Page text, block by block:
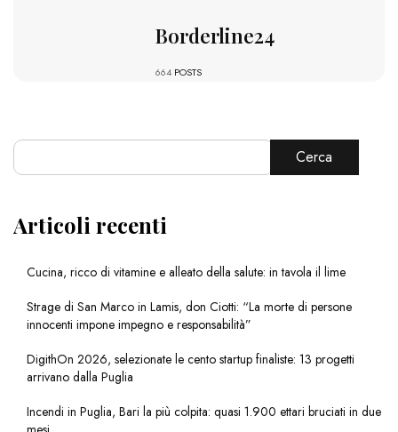
Borderline24
664 POSTS
Cerca
Articoli recenti
Cucina, ricco di vitamine e alleato della salute: in tavola il lime
Strage di San Marco in Lamis, don Ciotti: “La morte di persone
innocenti impone impegno e responsabilità”
DigithOn 2026, selezionate le cento startup finaliste: 13 progetti
arrivano dalla Puglia
Incendi in Puglia, Bari la più colpita: quasi 1.900 ettari bruciati in due